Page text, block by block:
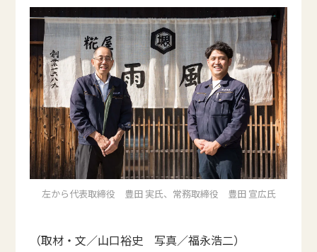
左から代表取締役 豊田 実氏、常務取締役 豊田 宣広氏
（取材・文／山口裕史 写真／福永浩二）